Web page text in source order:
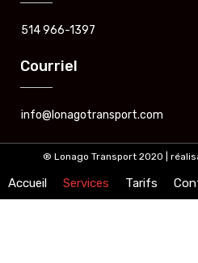
514 966-1397
Courriel
info@lonagotransport.com
® Lonago Transport 2020 |
Accueil Services Tarifs